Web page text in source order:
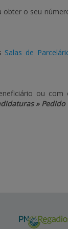
obter o seu
Salas de
ou
» Pedido